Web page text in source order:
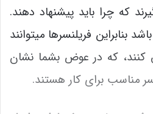
که چرا باید پیشنهاد دهند.
بنابراین فریلنسرها می­توانند
کنند، که در عوض بشما نشان
مناسب برای کار هستند.